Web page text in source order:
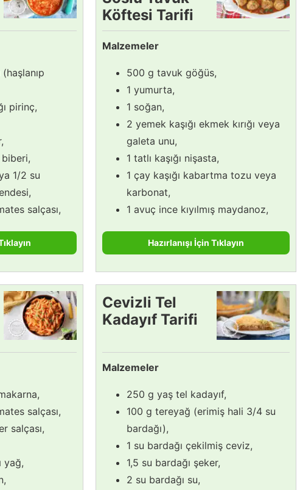
pirinç,
biberi,
1/2 su
salçası,
Köftesi Tarifi
Malzemeler
500 g tavuk göğüs,
1 yumurta,
1 soğan,
2 yemek kaşığı ekmek kırığı veya
galeta unu,
1 tatlı kaşığı nişasta,
1 çay kaşığı kabartma tozu veya
karbonat,
1 avuç ince kıyılmış maydanoz,
Hazırlanışı İçin Tıklayın
salçası,
salçası,
yağ,
Cevizli Tel
Kadayıf Tarifi
Malzemeler
250 g yaş tel kadayıf,
100 g tereyağ (erimiş hali 3/4 su
bardağı),
1 su bardağı çekilmiş ceviz,
1,5 su bardağı şeker,
2 su bardağı su,